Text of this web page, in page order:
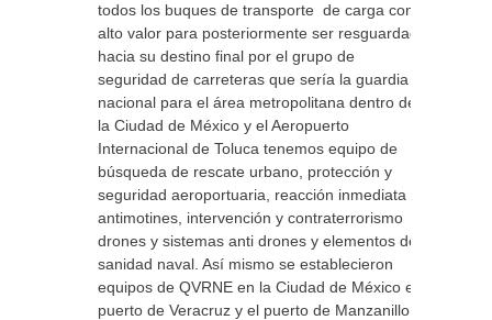
todos los buques de transporte de carga con
alto valor para posteriormente ser resguardada
hacia su destino final por el grupo de
seguridad de carreteras que sería la guardia
nacional para el área metropolitana dentro de
la Ciudad de México y el Aeropuerto
Internacional de Toluca tenemos equipo de
búsqueda de rescate urbano, protección y
seguridad aeroportuaria, reacción inmediata
antimotines, intervención y contraterrorismo
drones y sistemas anti drones y elementos de
sanidad naval. Así mismo se establecieron
equipos de QVRNE en la Ciudad de México el
puerto de Veracruz y el puerto de Manzanillo